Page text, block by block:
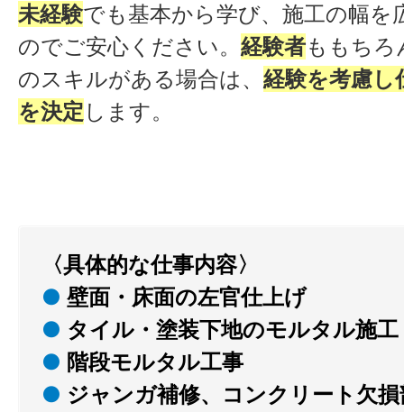
未経験でも基本から学び、施工の幅を
のでご安心ください。 経験者ももちろ
のスキルがある場合は、 経験を考慮し
を決定 します。
〈具体的な仕事内容〉
● 壁面・床面の左官仕上げ
● タイル・塗装下地のモルタル施工
● 階段モルタル工事
● ジャンガ補修、コンクリート欠